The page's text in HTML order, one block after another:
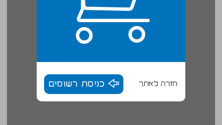
חזרה לאתר כניסת רשומים